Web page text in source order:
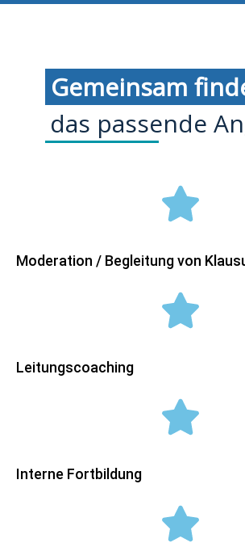
Gemeinsam
das passende
Moderation / Begleitung von
Leitungscoaching
Interne Fortbildung